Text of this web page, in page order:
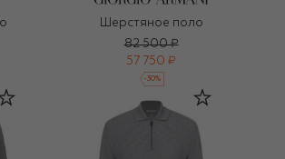
Шерстяное поло
82 500 ₽
57 750 ₽
-30%